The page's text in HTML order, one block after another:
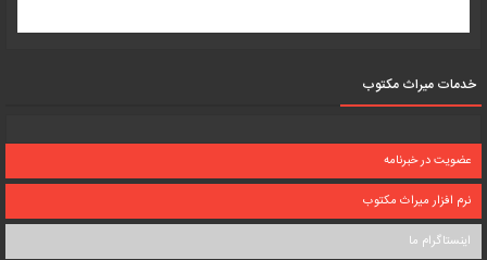
خدمات میراث مکتوب
عضویت در خبرنامه
نرم افزار میراث مکتوب
اینستاگرام ما